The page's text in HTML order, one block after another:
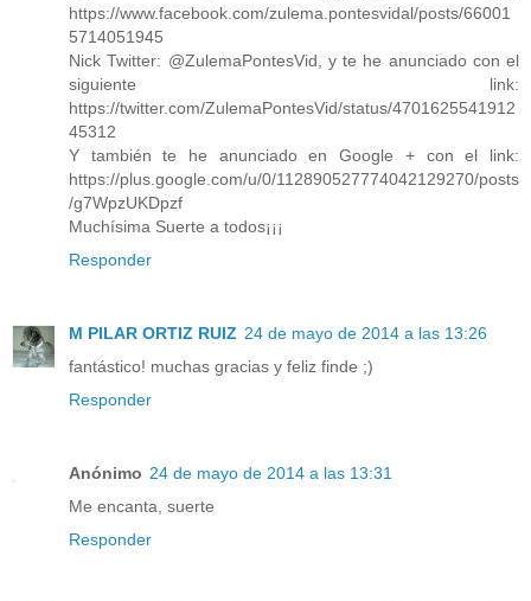
https://www.facebook.com/zulema.pontesvidal/posts/66001
5714051945
Nick Twitter: @ZulemaPontesVid, y te he anunciado con el
siguiente link:
https://twitter.com/ZulemaPontesVid/status/4701625541912
45312
Y también te he anunciado en Google + con el link:
https://plus.google.com/u/0/112890527774042129270/posts
/g7WpzUKDpzf
Muchísima Suerte a todos¡¡¡
Responder
M PILAR ORTIZ RUIZ 24 de mayo de 2014 a las 13:26
fantástico! muchas gracias y feliz finde ;)
Responder
Anónimo 24 de mayo de 2014 a las 13:31
Me encanta, suerte
Responder